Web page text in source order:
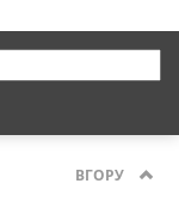
ВГОРУ